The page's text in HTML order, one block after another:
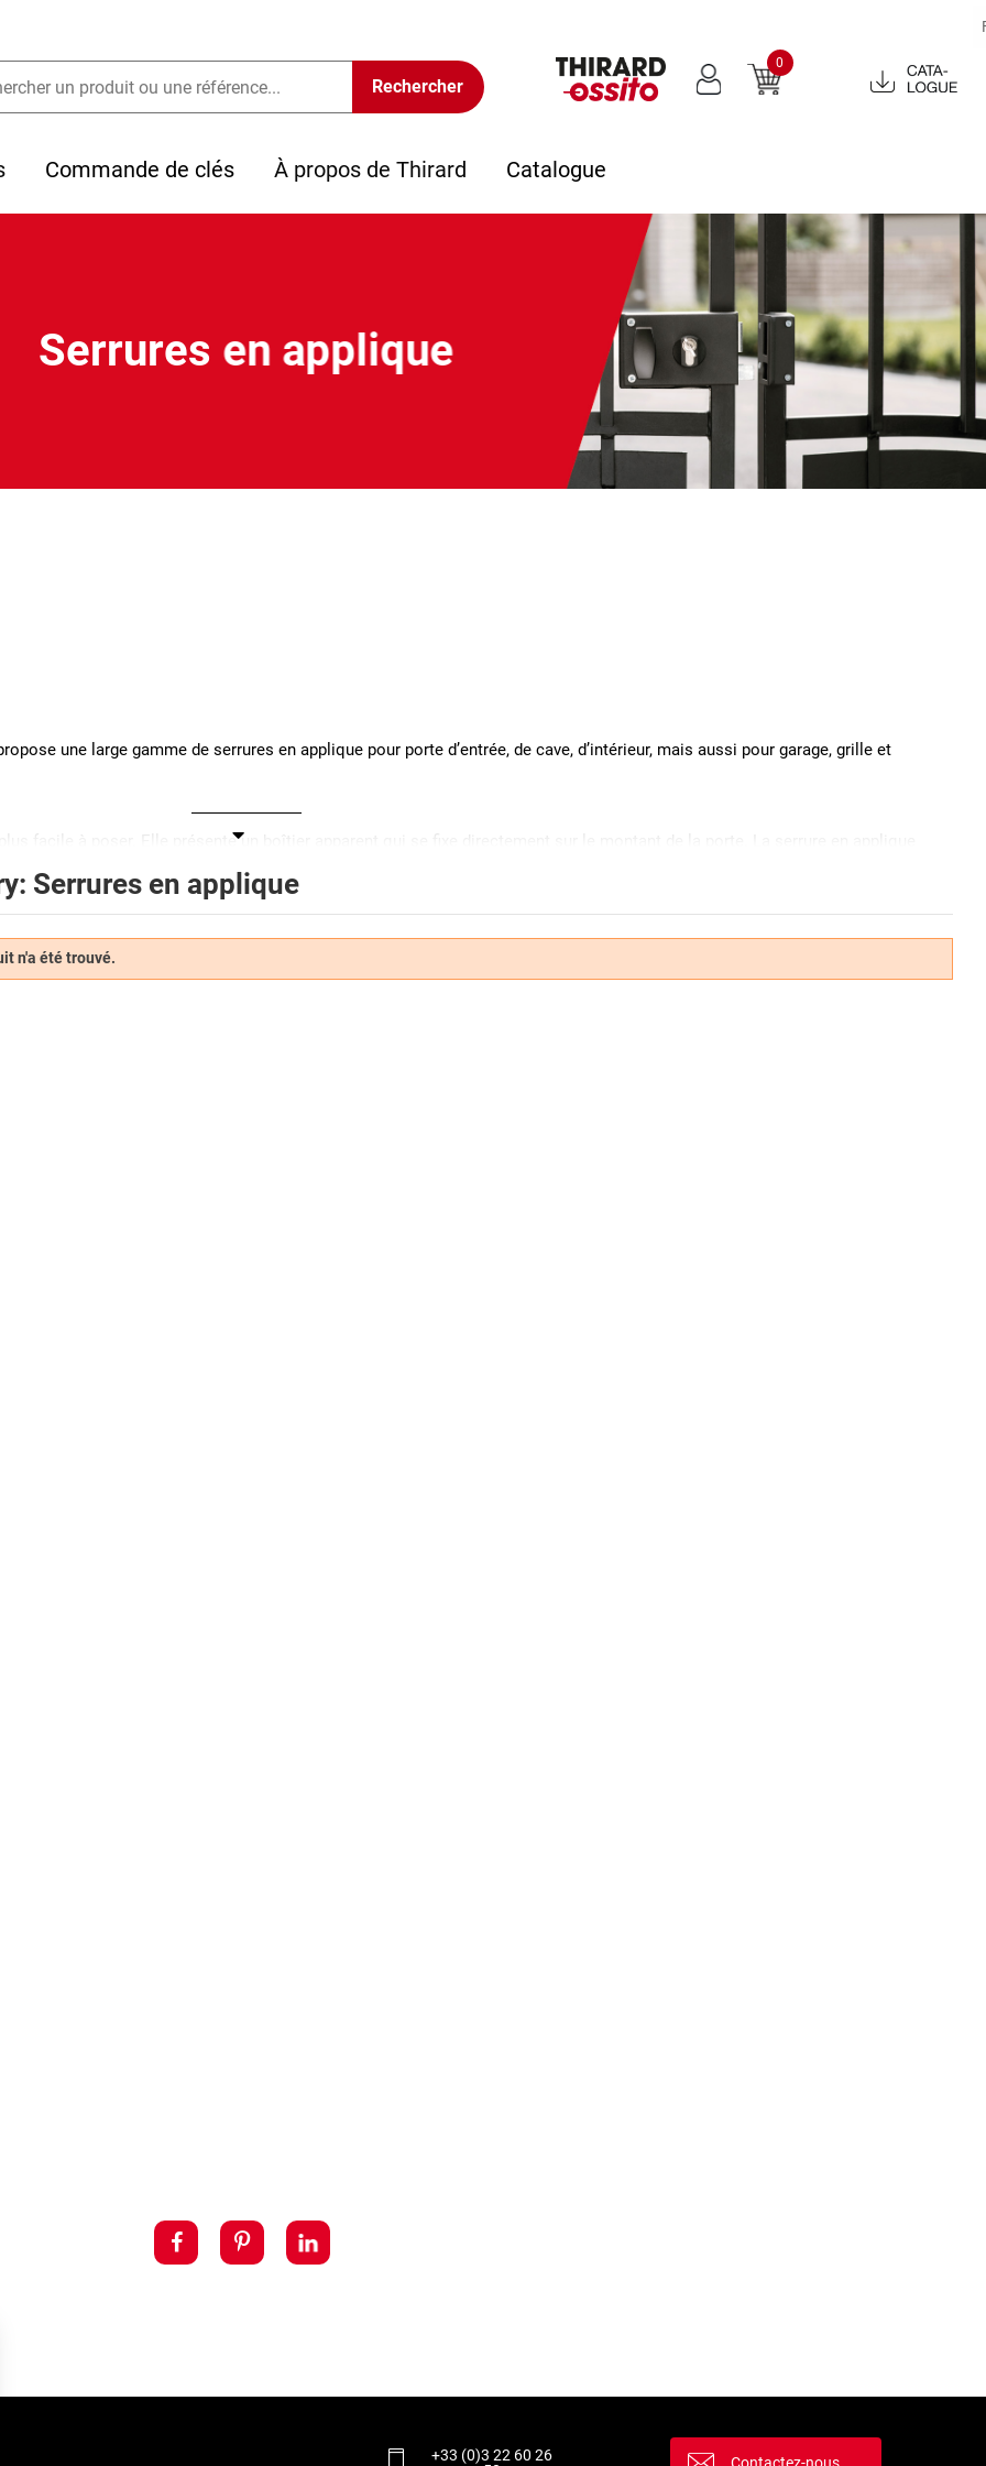
0
Catalogue
2022
Commande de clés À propos de Thirard Catalogue
Serrures en applique
une large gamme de serrures en applique pour porte d’entrée, de cave, d’intérieur, mais aussi pour garage, grille et
facile à poser. Elle présente un boîtier apparent qui se fixe directement sur le montant de la porte. La serrure en applique
?
puisqu’il suffit de la fixer sur le montant d’une porte contrairement à une
très bonne résistance à l’arrachement. Enfin, elle apporte un côté ancien et valorise l’histoire des portes anciennes.
de la porte. Existant à encastrer ou en applique, elle reçoit le pêne lorsque ce dernier se déplace permettant le
permettant l’ouverture automatique des portes.
de leur mécanisme de fonctionnement et selon la fonction souhaitée. Pour une sécurité optimale, Thirard propose
en sécurité, vous pouvez opter pour une serrure monopoint en applique ou une serrure multipoint.
Serrures en applique
n'a été trouvé.
+33 (0)3 22 60 26